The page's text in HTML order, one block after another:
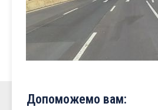
Допоможемо вам: